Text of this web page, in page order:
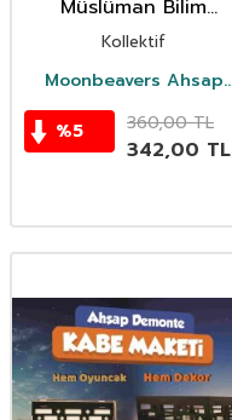
Müslüman Bilim
İnsanlari +4 Yas Ahsap
Oyuncak
Kollektif
Moonbeavers Ahsap
%5 360,00TL
342,00 TL